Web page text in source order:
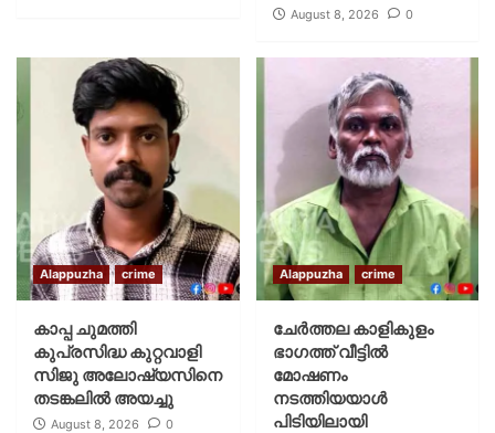
August 8, 2026 0
Alappuzha crime
കാപ്പ ചുമത്തി
കുപ്രസിദ്ധ കുറ്റവാളി
സിജു അലോഷ്യസിനെ
തടങ്കലിൽ അയച്ചു
August 8, 2026 0
Alappuzha crime
ചേർത്തല കാളികുളം
ഭാഗത്ത് വീട്ടിൽ
മോഷണം
നടത്തിയയാൾ
പിടിയിലായി